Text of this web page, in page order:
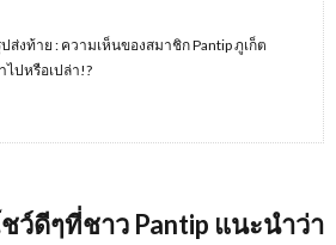
ส่งท้าย : ความเห็นของสมาชิก Pantip ภูเก็ต
ปหรือเปล่า!?
ว์ดีๆที่ชาว Pantip แนะนำว่า